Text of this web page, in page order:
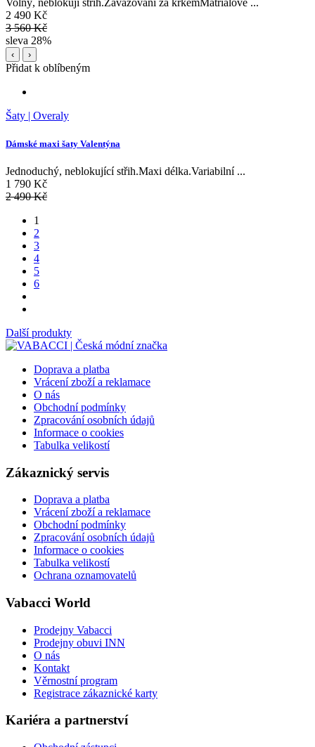
Volný, neblokují střih.Zavazování za krkemMatriálové ...
2 490 Kč
3 560 Kč
sleva 28%
‹ ›
Přidat k oblíbeným
Šaty | Overaly
Dámské maxi šaty Valentýna
Jednoduchý, neblokující střih.Maxi délka.Variabilní ...
1 790 Kč
2 490 Kč
1
2
3
4
5
6
Další produkty
Doprava a platba
Vrácení zboží a reklamace
O nás
Obchodní podmínky
Zpracování osobních údajů
Informace o cookies
Tabulka velikostí
Zákaznický servis
Doprava a platba
Vrácení zboží a reklamace
Obchodní podmínky
Zpracování osobních údajů
Informace o cookies
Tabulka velikostí
Ochrana oznamovatelů
Vabacci World
Prodejny Vabacci
Prodejny obuvi INN
O nás
Kontakt
Věrnostní program
Registrace zákaznické karty
Kariéra a partnerství